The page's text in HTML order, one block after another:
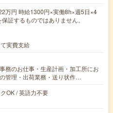
円 時給1300円×実働8h×週5日×4
証するものではありません。
実費支給
務のお仕事・生産計画・加工所にお
管理・出荷業務・送り状作…
OK / 英語力不要